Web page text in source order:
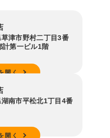
津市野村二丁目3番
計第一ビル1階
開く
南市平松北1丁目4番
開く